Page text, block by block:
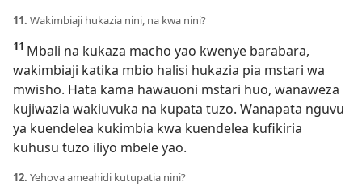
11. Wakimbiaji hukazia nini, na kwa nini?
11 Mbali na kukaza macho yao kwenye barabara,
wakimbiaji katika mbio halisi hukazia pia mstari wa
mwisho. Hata kama hawauoni mstari huo, wanaweza
kujiwazia wakiuvuka na kupata tuzo. Wanapata nguvu
ya kuendelea kukimbia kwa kuendelea kufikiria
kuhusu tuzo iliyo mbele yao.
12. Yehova ameahidi kutupatia nini?